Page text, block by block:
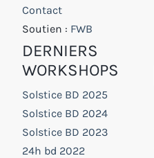
Contact
Soutien : FWB
DERNIERS
WORKSHOPS
Solstice BD 2025
Solstice BD 2024
Solstice BD 2023
24h bd 2022